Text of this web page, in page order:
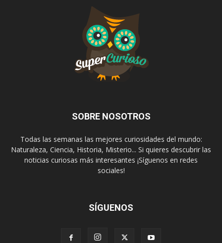
SOBRE NOSOTROS
Todas las semanas las mejores curiosidades del mundo:
Naturaleza, Ciencia, Historia, Misterio... Si quieres descubrir las
noticias curiosas más interesantes ¡Síguenos en redes
sociales!
SÍGUENOS